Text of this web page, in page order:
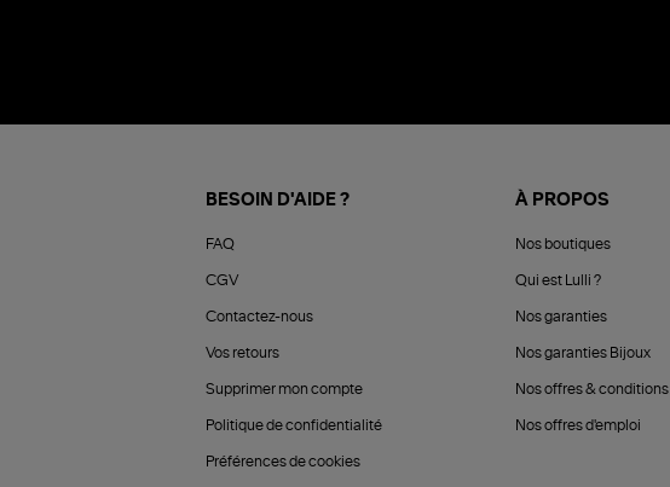
BESOIN D'AIDE ?
FAQ
CGV
Contactez-nous
Vos retours
Supprimer mon compte
Politique de confidentialité
Préférences de cookies
À PROPOS
Nos boutiques
Qui est Lulli ?
Nos garanties
Nos garanties Bijoux
Nos offres & conditions
Nos offres d'emploi